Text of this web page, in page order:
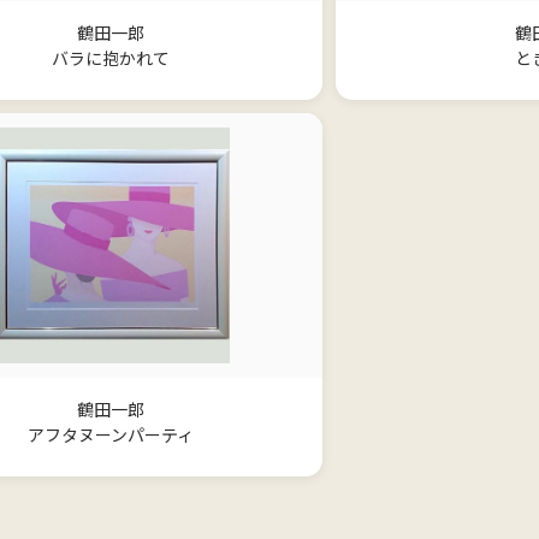
鶴田一郎
バラに抱かれて
鶴
と
鶴田一郎
アフタヌーンパーティ